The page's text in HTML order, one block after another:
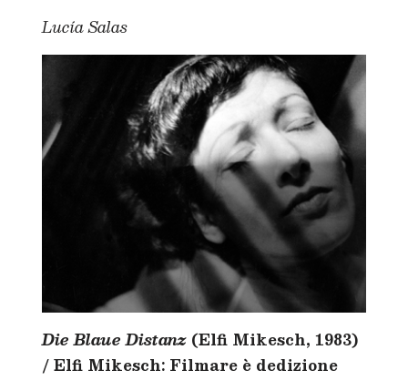
Lucía Salas
Die Blaue Distanz (Elfi Mikesch, 1983)
/ Elfi Mikesch: Filmare è dedizione